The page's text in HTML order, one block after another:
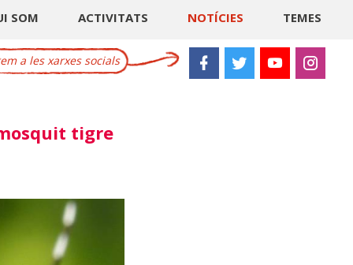
SOM ACTIVITATS NOTÍCIES TEMES
a les xarxes socials
tigre